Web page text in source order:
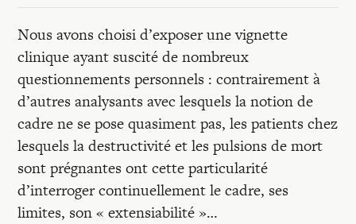
Nous avons choisi d’exposer une vignette
clinique ayant suscité de nombreux
questionnements personnels : contrairement à
d’autres analysants avec lesquels la notion de
cadre ne se pose quasiment pas, les patients chez
lesquels la destructivité et les pulsions de mort
sont prégnantes ont cette particularité
d’interroger continuellement le cadre, ses
limites, son « extensiabilité »…